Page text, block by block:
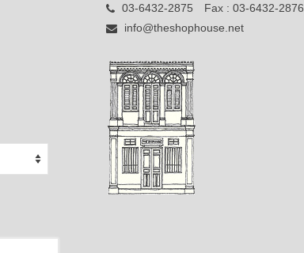
03-6432-2875 Fax : 03-6432-2876
info@theshophouse.net